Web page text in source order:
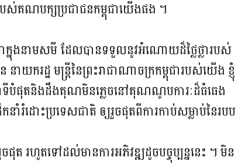
ស់គណបក្សប្រជាជនកម្ពុជាយើងផង ។
ាក្នុងនាមសមី ដែលបានទទួលនូវអំណោយដ៏ថ្លៃថ្លារបស់​
យករដ្ឋ មន្ត្រីនៃព្រះរាជាណាចក្រកម្ពុជារបស់យើង ខ្ញុំ
បំផុតនិងដឹងគុណមិនភ្លេចនៅគុណណូបការៈដ៏ធំធេង
ាំរំដោះប្រទេសជាតិ ឲ្យរួចផុតពីការកាប់សម្លាប់នៃរបប
ផុត រហូតទៅដល់មានការអភិវឌ្ឍដូចបច្ចុប្បន្ននេះ ។ មិន